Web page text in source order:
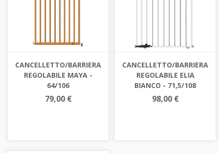
CANCELLETTO/BARRIERA
REGOLABILE MAYA -
64/106
79,00 €
CANCELLETTO/BARRIERA
REGOLABILE ELIA
BIANCO - 71,5/108
98,00 €